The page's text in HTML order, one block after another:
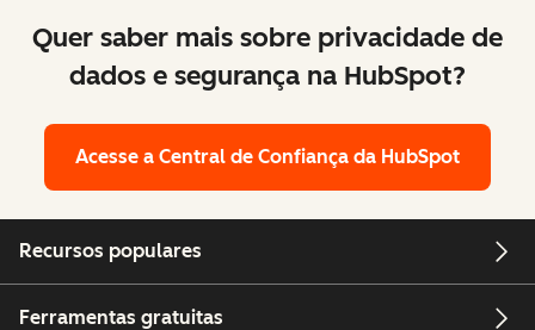
Quer saber mais sobre privacidade de
dados e segurança na HubSpot?
Acesse a Central de Confiança da HubSpot
Recursos populares
Ferramentas gratuitas